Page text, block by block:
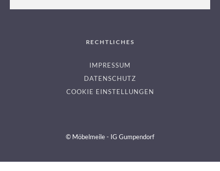
RECHTLICHES
IMPRESSUM
DATENSCHUTZ
COOKIE EINSTELLUNGEN
© Möbelmeile - IG Gumpendorf